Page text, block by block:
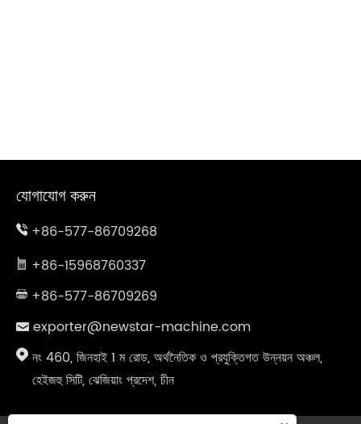
যোগাযোগ করুন
+86-577-86709268
+86-15968760337
+86-577-86709269
exporter@newstar-machine.com
নং 460, জিনহাই 1 ম রোড, অর্থনৈতিক ও প্রযুক্তিগত উন্নয়ন অঞ্চল,
হেইজহু সিটি, ঝেজিয়াং প্রদেশ, চীন